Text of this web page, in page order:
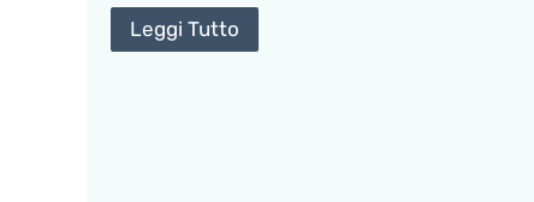
Leggi Tutto